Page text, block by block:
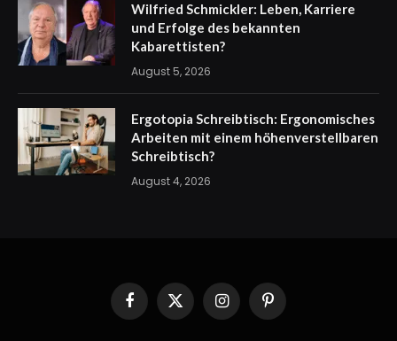
Wilfried Schmickler: Leben, Karriere
und Erfolge des bekannten
Kabarettisten?
August 5, 2026
Ergotopia Schreibtisch: Ergonomisches
Arbeiten mit einem höhenverstellbaren
Schreibtisch?
August 4, 2026
FacebookX
InstagramPinterest